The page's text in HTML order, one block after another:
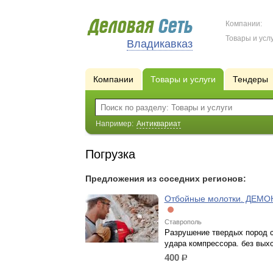
Владикавказ
Компании:
Товары и
Компании Товары и услуги Тендеры
Например: Антиквариат
Погрузка
Предложения из соседних регионов:
Отбойные молотки.
Ставрополь
Разрушение твердых пород
удара компрессора. без
400 р.